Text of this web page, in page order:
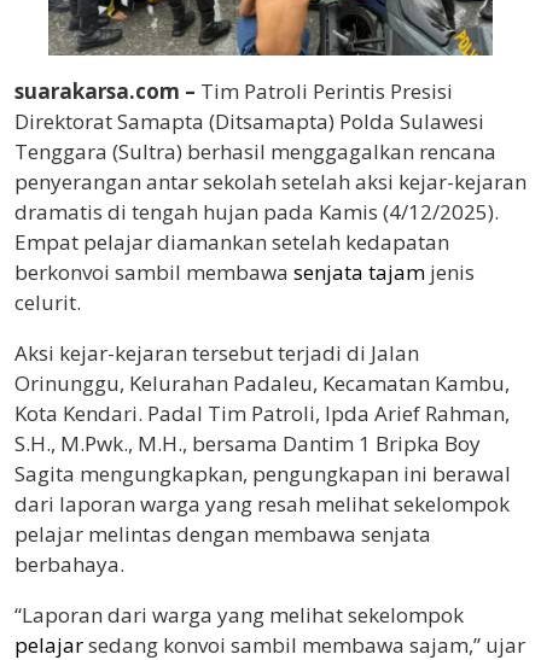
suarakarsa.com – Tim Patroli Perintis Presisi
Direktorat Samapta (Ditsamapta) Polda Sulawesi
Tenggara (Sultra) berhasil menggagalkan rencana
penyerangan antar sekolah setelah aksi kejar-kejaran
dramatis di tengah hujan pada Kamis (4/12/2025).
Empat pelajar diamankan setelah kedapatan
berkonvoi sambil membawa senjata tajam jenis
celurit.
Aksi kejar-kejaran tersebut terjadi di Jalan
Orinunggu, Kelurahan Padaleu, Kecamatan Kambu,
Kota Kendari. Padal Tim Patroli, Ipda Arief Rahman,
S.H., M.Pwk., M.H., bersama Dantim 1 Bripka Boy
Sagita mengungkapkan, pengungkapan ini berawal
dari laporan warga yang resah melihat sekelompok
pelajar melintas dengan membawa senjata
berbahaya.
“Laporan dari warga yang melihat sekelompok
pelajarsedang konvoi sambil membawa sajam,” ujar